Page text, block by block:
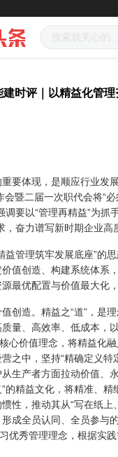
建时评｜以精益化管
要体现，是顺应行业发
暨二届一次职代会将“
调要以“管理再精益”为
，奋力谱写新时期企业高
益管理筑牢发展底座”的
值创造、构建系统体系
最优配置与价值最大化
创造。精益之“道”，是
量、高效率、低成本，
心价值理念，将精益化
之中，坚持“精确定义
生产者方面拉动价值、
的精益文化，将精准、
性，推动其从“写在纸
成全员认同、全员参与
优秀管理理念，根据实